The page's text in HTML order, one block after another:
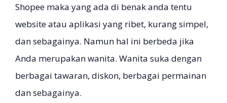
Shopee maka yang ada di benak anda tentu
website atau aplikasi yang ribet, kurang simpel,
dan sebagainya. Namun hal ini berbeda jika
Anda merupakan wanita. Wanita suka dengan
berbagai tawaran, diskon, berbagai permainan
dan sebagainya.